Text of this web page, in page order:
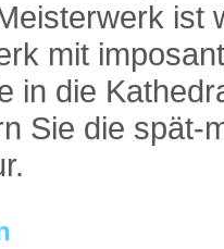
ist
mit
in die
Sie die spät-